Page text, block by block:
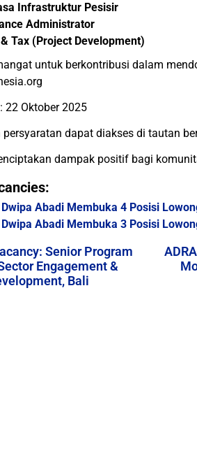
Infrastruktur Pesisir
Administrator
Tax (Project Development)
untuk berkontribusi dalam
22 Oktober 2025
dapat diakses di tautan
dampak positif bagi
Abadi Membuka 4 Posisi
Abadi Membuka 3 Posisi
Senior Program
Engagement &
Bali